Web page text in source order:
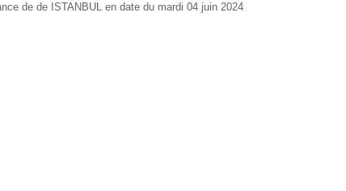
de de ISTANBUL en date du mardi 04 juin 2024